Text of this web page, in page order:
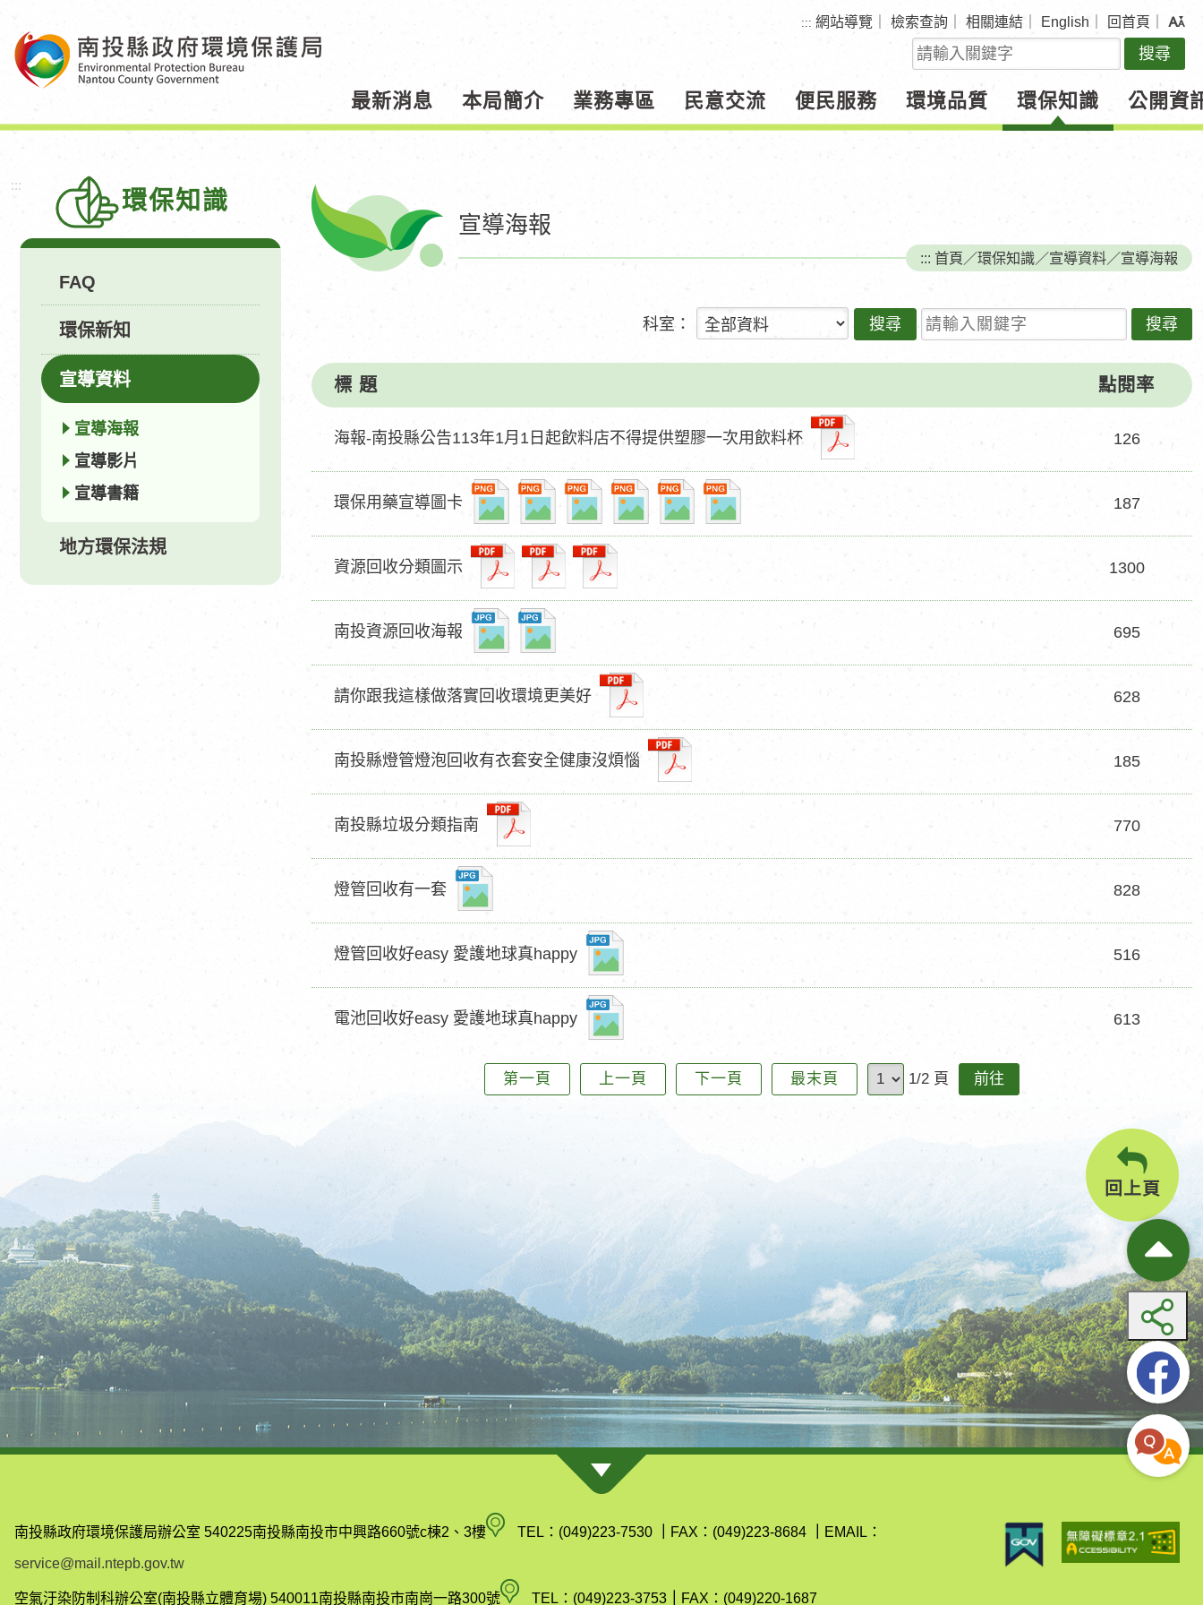
主
容
塊
::: 網站導覽 檢索查詢 相關連結 English 回首頁
關
鍵
字
查
詢
最新消息 本局簡介 業務專區 民意交流 便民服務 環境品質 環保知識 公開資
:::
環保知識
FAQ
環保新知
宣導資料
宣導海報
宣導影片
宣導書籍
地方環保法規
宣導海報
::: 首頁 ／環保知識／宣導資料／宣導海報
科室： 請輸入關鍵字
標 題 點閱率
海報-南投縣公告113年1月1日起飲料店不得提供塑膠一次用飲料杯 126
環保用藥宣導圖卡 187
資源回收分類圖示 1300
南投資源回收海報 695
請你跟我這樣做落實回收環境更美好 628
南投縣燈管燈泡回收有衣套安全健康沒煩惱 185
南投縣垃圾分類指南 770
燈管回收有一套 828
燈管回收好easy 愛護地球真happy 516
電池回收好easy 愛護地球真happy 613
第一頁 上一頁 下一頁 最末頁 1/2 頁
往
回上頁
南投縣政府環境保護局辦公室 540225南投縣南投市中興路660號c棟2、3樓南
縣
TEL：(049)223-7530 FAX：(049)223-8684 EMAIL：
service@mail.ntepb.gov.tw
空氣汙染防制科辦公室(南投縣立體育場) 540011南投縣南投市南崗一路300號空 TEL：(049)223-3753 FAX：(049)220-1687